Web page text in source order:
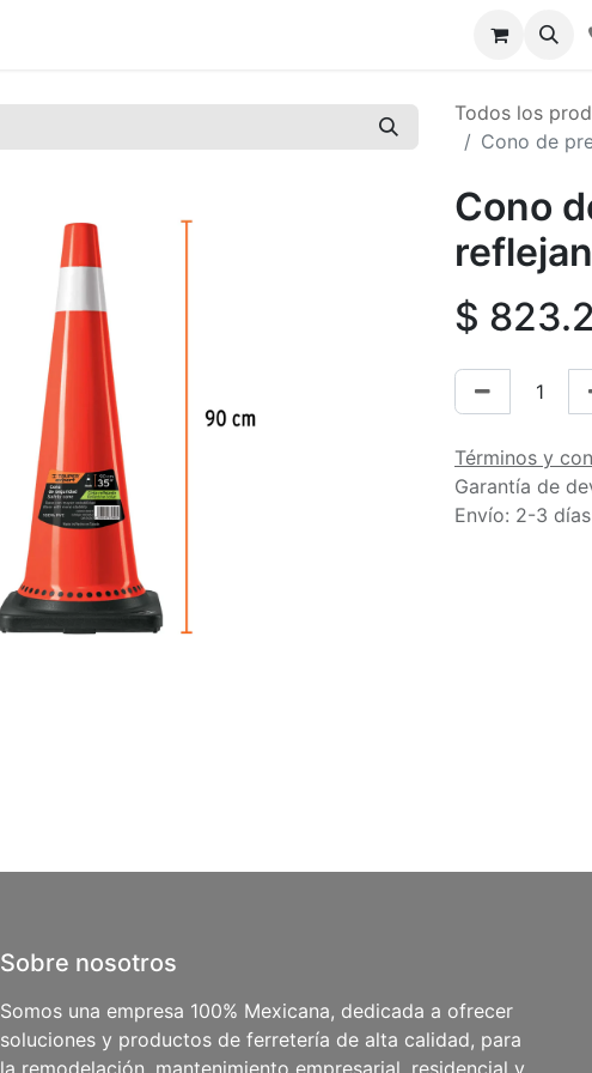
Todos los
Cono de
Cono
$
Términos y
Garantía de
Envío: 2-3
Sobre nosotros
Somos una empresa 100% Mexicana, dedicada a ofrecer
soluciones y productos de ferretería de alta calidad, para
la remodelación, mantenimiento empresarial, residencial y